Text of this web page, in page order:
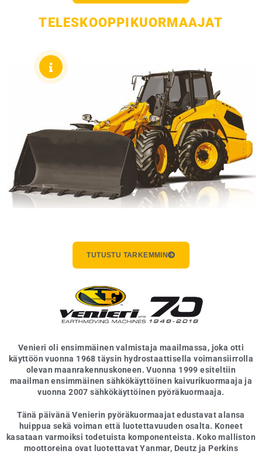
TELESKOOPPIKUORMAAJAT
TUTUSTU TARKEMMIN
Venieri oli ensimmäinen valmistaja maailmassa, joka otti
käyttöön vuonna 1968 täysin hydrostaattisella voimansiirrolla
olevan maanrakennuskoneen. Vuonna 1999 esiteltiin
maailman ensimmäinen sähkökäyttöinen kaivurikuormaaja ja
vuonna 2007 sähkökäyttöinen pyöräkuormaaja.
Tänä päivänä Venierin pyöräkuormaajat edustavat alansa
huippua sekä voiman että luotettavuuden osalta. Koneet
kasataan varmoiksi todetuista komponenteista. Koko malliston
moottoreina ovat luotettavat Yanmar, Deutz ja Perkins